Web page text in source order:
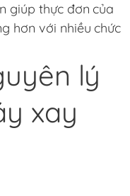
giúp thực đơn của
hơn với nhiều chức
lý
xay